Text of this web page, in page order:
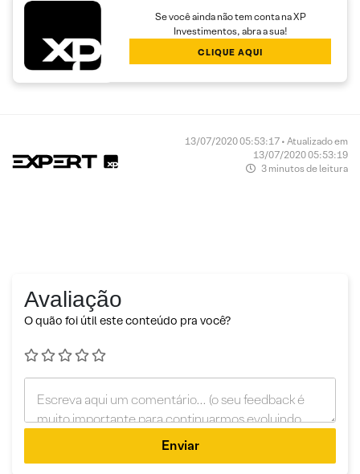
Se você ainda não tem conta na XP
Investimentos, abra a sua!
CLIQUE AQUI
13/07/2020 05:53:17 • Atualizado em
13/07/2020 05:53:19
3 minutos de leitura
Avaliação
O quão foi útil este conteúdo pra você?
Enviar